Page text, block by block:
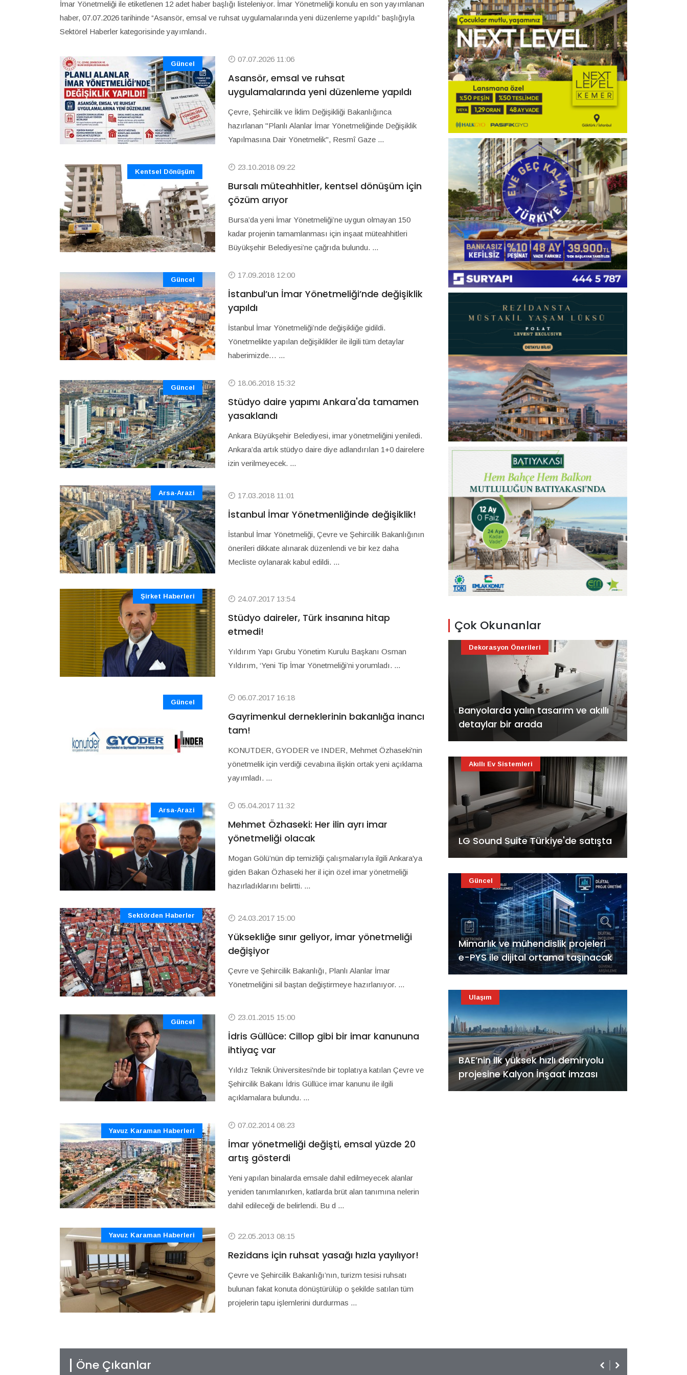
İmar Yönetmeliği ile etiketlenen 12 adet haber başlığı listeleniyor. İmar Yönetmeliği konulu en son yayımlanan
haber, 07.07.2026 tarihinde “Asansör, emsal ve ruhsat uygulamalarında yeni düzenleme yapıldı” başlığıyla
Sektörel Haberler kategorisinde yayımlandı.
Güncel 07.07.2026 11:06
Asansör, emsal ve ruhsat
uygulamalarında yeni düzenleme yapıldı
Çevre, Şehircilik ve İklim Değişikliği Bakanlığınca
hazırlanan "Planlı Alanlar İmar Yönetmeliğinde Değişiklik
Yapılmasına Dair Yönetmelik", Resmî Gaze ...
Kentsel Dönüşüm 23.10.2018 09:22
Bursalı müteahhitler, kentsel dönüşüm için
çözüm arıyor
Bursa’da yeni İmar Yönetmeliği’ne uygun olmayan 150
kadar projenin tamamlanması için inşaat müteahhitleri
Büyükşehir Belediyesi’ne çağrıda bulundu. ...
Güncel 17.09.2018 12:00
İstanbul’un İmar Yönetmeliği’nde değişiklik
yapıldı
İstanbul İmar Yönetmeliği’nde değişikliğe gidildi.
Yönetmelikte yapılan değişiklikler ile ilgili tüm detaylar
haberimizde… ...
Güncel 18.06.2018 15:32
Stüdyo daire yapımı Ankara'da tamamen
yasaklandı
Ankara Büyükşehir Belediyesi, imar yönetmeliğini yeniledi.
Ankara’da artık stüdyo daire diye adlandırılan 1+0 dairelere
izin verilmeyecek. ...
Arsa-Arazi 17.03.2018 11:01
İstanbul İmar Yönetmenliğinde değişiklik!
İstanbul İmar Yönetmeliği, Çevre ve Şehircilik Bakanlığının
önerileri dikkate alınarak düzenlendi ve bir kez daha
Mecliste oylanarak kabul edildi. ...
Şirket Haberleri 24.07.2017 13:54
Stüdyo daireler, Türk insanına hitap
etmedi!
Yıldırım Yapı Grubu Yönetim Kurulu Başkanı Osman
Yıldırım, ‘Yeni Tip İmar Yönetmeliği’ni yorumladı. ...
Güncel 06.07.2017 16:18
Gayrimenkul derneklerinin bakanlığa inancı
tam!
KONUTDER, GYODER ve INDER, Mehmet Özhaseki'nin
yönetmelik için verdiği cevabına ilişkin ortak yeni açıklama
yayımladı. ...
Arsa-Arazi 05.04.2017 11:32
Mehmet Özhaseki: Her ilin ayrı imar
yönetmeliği olacak
Mogan Gölü’nün dip temizliği çalışmalarıyla ilgili Ankara'ya
giden Bakan Özhaseki her il için özel imar yönetmeliği
hazırladıklarını belirtti. ...
Sektörden Haberler 24.03.2017 15:00
Yüksekliğe sınır geliyor, imar yönetmeliği
değişiyor
Çevre ve Şehircilik Bakanlığı, Planlı Alanlar İmar
Yönetmeliğini sil baştan değiştirmeye hazırlanıyor. ...
Güncel
23.01.2015 15:00
İdris Güllüce: Cillop gibi bir imar kanununa
ihtiyaç var
Yıldız Teknik Üniversitesi'nde bir toplatıya katılan Çevre ve
Şehircilik Bakanı İdris Güllüce imar kanunu ile ilgili
açıklamalara bulundu. ...
Yavuz Karaman Haberleri
07.02.2014 08:23
İmar yönetmeliği değişti, emsal yüzde 20
artış gösterdi
Yeni yapılan binalarda emsale dahil edilmeyecek alanlar
yeniden tanımlanırken, katlarda brüt alan tanımına nelerin
dahil edileceği de belirlendi. Bu d ...
Yavuz Karaman Haberleri 22.05.2013 08:15
Rezidans için ruhsat yasağı hızla yayılıyor!
Çevre ve Şehircilik Bakanlığı’nın, turizm tesisi ruhsatı
bulunan fakat konuta dönüştürülüp o şekilde satılan tüm
projelerin tapu işlemlerini durdurmas ...
Çok Okunanlar
Banyolarda yalın tasarım ve akıllı
detaylar bir arada
Dekorasyon Önerileri
LG Sound Suite Türkiye'de satışta
Akıllı Ev Sistemleri
Mimarlık ve mühendislik projeleri
e-PYS ile dijital ortama taşınacak
Güncel
BAE’nin ilk yüksek hızlı demiryolu
projesine Kalyon İnşaat imzası
Ulaşım
Öne Çıkanlar